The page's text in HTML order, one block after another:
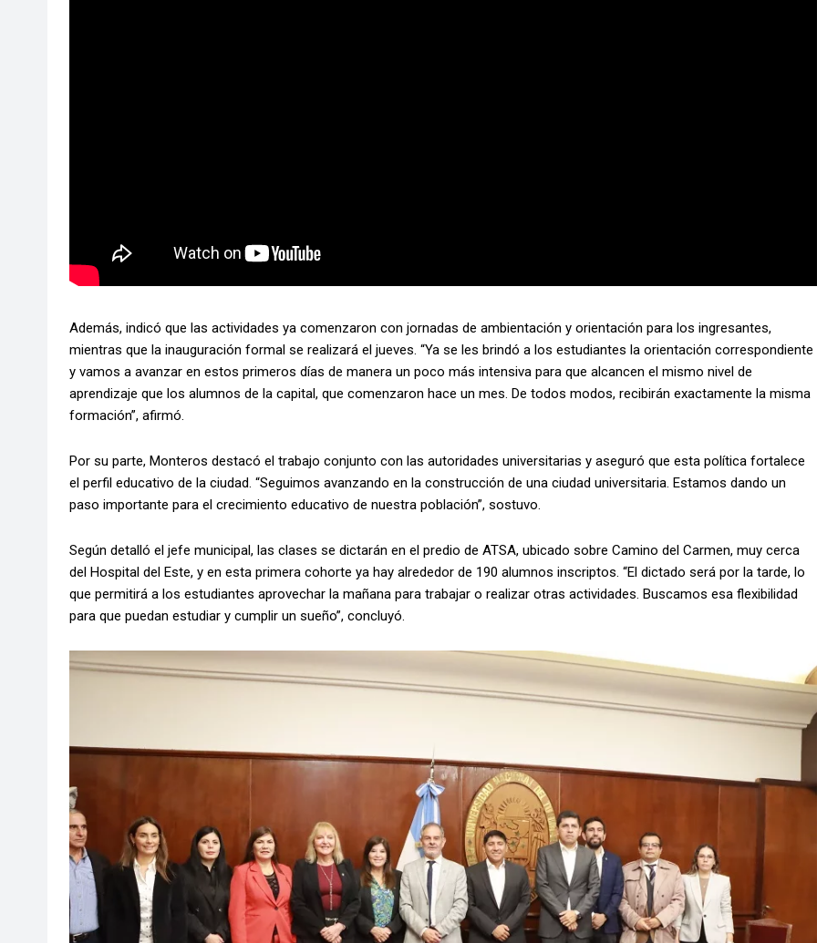
Además, indicó que las actividades ya comenzaron con jornadas de ambientación y orientación para los ingresantes,
mientras que la inauguración formal se realizará el jueves. “Ya se les brindó a los estudiantes la orientación correspondiente
y vamos a avanzar en estos primeros días de manera un poco más intensiva para que alcancen el mismo nivel de
aprendizaje que los alumnos de la capital, que comenzaron hace un mes. De todos modos, recibirán exactamente la misma
formación”, afirmó.
Por su parte, Monteros destacó el trabajo conjunto con las autoridades universitarias y aseguró que esta política fortalece
el perfil educativo de la ciudad. “Seguimos avanzando en la construcción de una ciudad universitaria. Estamos dando un
paso importante para el crecimiento educativo de nuestra población”, sostuvo.
Según detalló el jefe municipal, las clases se dictarán en el predio de ATSA, ubicado sobre Camino del Carmen, muy cerca
del Hospital del Este, y en esta primera cohorte ya hay alrededor de 190 alumnos inscriptos. “El dictado será por la tarde, lo
que permitirá a los estudiantes aprovechar la mañana para trabajar o realizar otras actividades. Buscamos esa flexibilidad
para que puedan estudiar y cumplir un sueño”, concluyó.